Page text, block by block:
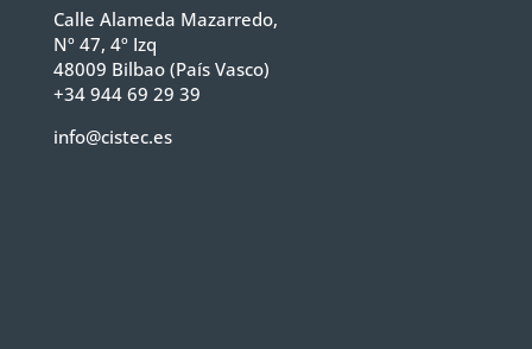
Calle Alameda Mazarredo,
Nº 47, 4º Izq
48009 Bilbao (País Vasco)
+34 944 69 29 39
info@cistec.es